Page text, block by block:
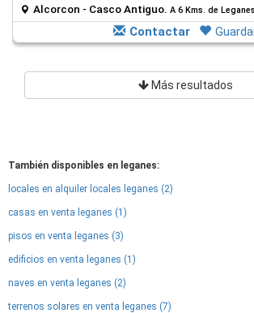
Alcorcon - Casco Antiguo. A 6 Kms. de Leganes
Contactar
Más resultados
También disponibles en leganes:
locales en alquiler locales leganes (2)
casas en venta leganes (1)
pisos en venta leganes (3)
edificios en venta leganes (1)
naves en venta leganes (2)
terrenos solares en venta leganes (7)